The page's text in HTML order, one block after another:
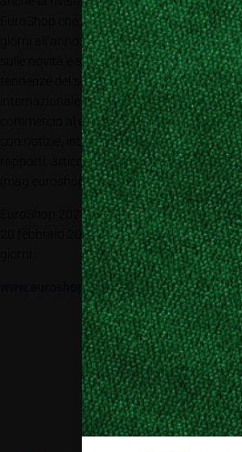
EuroShop che per 365
giorni all’anno informa
sulle novità e sulle
tendenze del settore
internazionale del
commercio al dettaglio
con notizie, interviste,
rapporti, articoli specializzati, ricerche,
(mag.euroshop.de)
EuroShop 2020 apre al pubblico
20 febbraio 2020 con orario continuato
www.euroshop.de
Collaboriamo